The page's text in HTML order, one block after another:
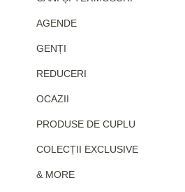
AGENDE
GENȚI
REDUCERI
OCAZII
PRODUSE DE CUPLU
COLECȚII EXCLUSIVE
& MORE